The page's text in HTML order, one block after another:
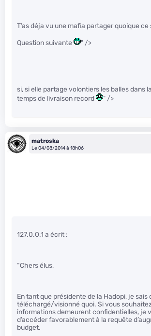
T’as déja vu une mafia partager quoique ce
Question suivante " />
si, si elle partage volontiers les balles dans
temps de livraison record
" />
matroska
Le 04/08/2014 à 18h06
127.0.0.1 a écrit :
“Chers élus,
En tant que présidente de la Hadopi, je sais
téléchargé/visionné quoi. Si vous
informations demeurent confidentielles, je
d’accéder favorablement à la requête
budget.